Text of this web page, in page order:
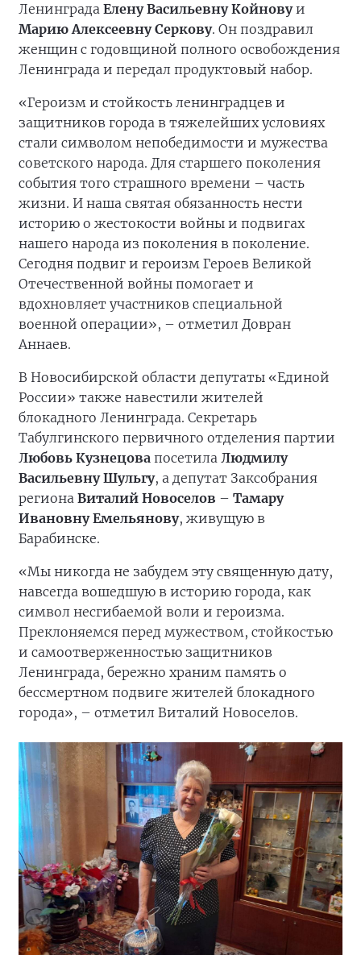
Ленинграда Елену Васильевну Койновуи
Марию Алексеевну Серкову. Он поздравил
женщин с годовщиной полного освобождения
Ленинграда и передал продуктовый набор.
«Героизм и стойкость ленинградцев и
защитников города в тяжелейших условиях
стали символом непобедимости и мужества
советского народа. Для старшего поколения
события того страшного времени – часть
жизни. И наша святая обязанность нести
историю о жестокости войны и подвигах
нашего народа из поколения в поколение.
Сегодня подвиг и героизм Героев Великой
Отечественной войны помогает и
вдохновляет участников специальной
военной операции», – отметил Довран
Аннаев.
В Новосибирской области депутаты «Единой
России» также навестили жителей
блокадного Ленинграда. Секретарь
Табулгинского первичного отделения партии
Любовь Кузнецова посетила Людмилу
Васильевну Шульгу, а депутат Заксобрания
региона Виталий Новоселов – Тамару
Ивановну Емельянову, живущую в
Барабинске.
«Мы никогда не забудем эту священную дату,
навсегда вошедшую в историю города, как
символ несгибаемой воли и героизма.
Преклоняемся перед мужеством, стойкостью
и самоотверженностью защитников
Ленинграда, бережно храним память о
бессмертном подвиге жителей блокадного
города», – отметил Виталий Новоселов.